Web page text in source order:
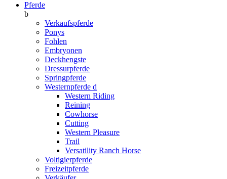
Pferde
b
Verkaufspferde
Ponys
Fohlen
Embryonen
Deckhengste
Dressurpferde
Springpferde
Westernpferde d
Western Riding
Reining
Cowhorse
Cutting
Western Pleasure
Trail
Versatility Ranch Horse
Voltigierpferde
Freizeitpferde